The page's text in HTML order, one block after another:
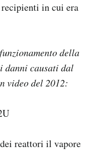
in cui era
della
danni causati dal
video del 2012:
reattori il vapore